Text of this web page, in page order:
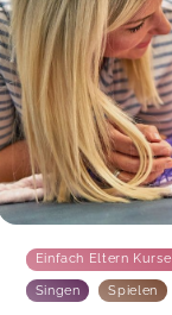
Der Kurs
Claudia,Apr 05
Super toller
Einfach Eltern
Singen Spielen